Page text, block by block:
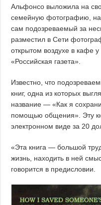
Альфонсо выложила на
семейную фотографию, на
сам подозреваемый за
разместил в Сети
открытом воздухе в кафе
«Российская газета».
Известно, что
книг, одна из которых
название — «Как я
помощью общения». Эту
электронном виде за 20
«Эта книга — большой
жизнь, находить в ней
говорится в предисловии.